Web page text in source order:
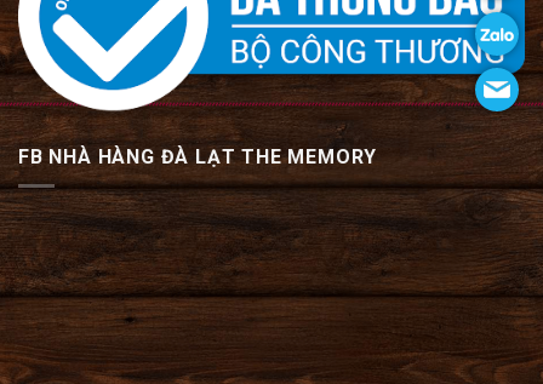
FB NHÀ HÀNG ĐÀ LẠT THE MEMORY